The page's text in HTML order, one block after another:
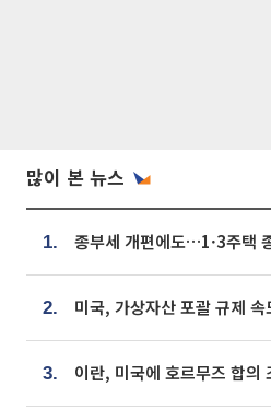
많이 본 뉴스
1.
2.
3.